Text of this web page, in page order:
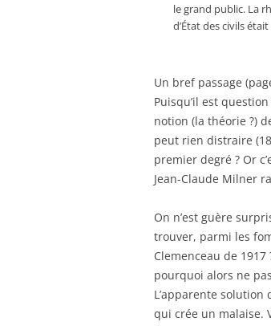
le grand public. La
d’État des civils
Un bref passage
Puisqu’il est
notion (la théorie ?)
peut rien distraire
premier degré ? Or
Jean-Claude Milner
On n’est guère
trouver, parmi les
Clemenceau de
pourquoi alors ne
L’apparente
qui crée un malaise.